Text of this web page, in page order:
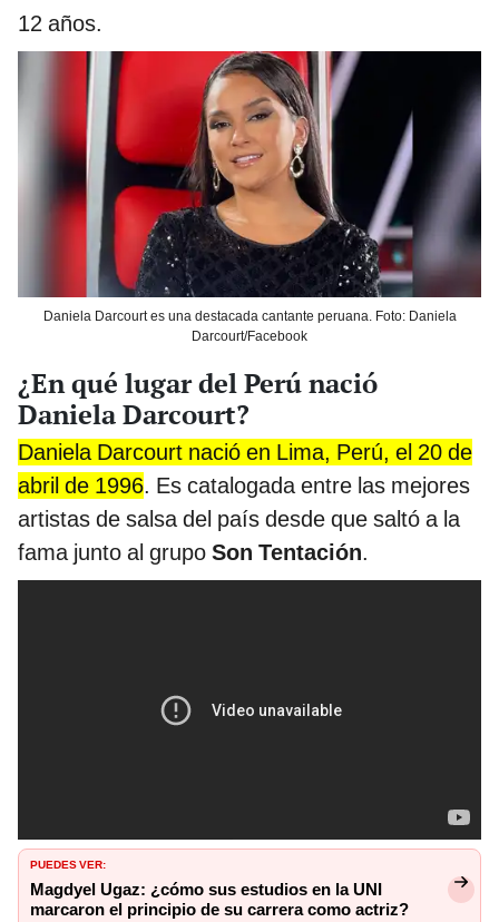
12 años.
Daniela Darcourt es una destacada cantante peruana. Foto: Daniela
Darcourt/Facebook
¿En qué lugar del Perú nació
Daniela Darcourt?
Daniela Darcourt nació en Lima, Perú, el 20 de
abril de 1996. Es catalogada entre las mejores
artistas de salsa del país desde que saltó a la
fama junto al grupo Son Tentación.
PUEDES VER:
Magdyel Ugaz: ¿cómo sus estudios en la UNI
marcaron el principio de su carrera como actriz?